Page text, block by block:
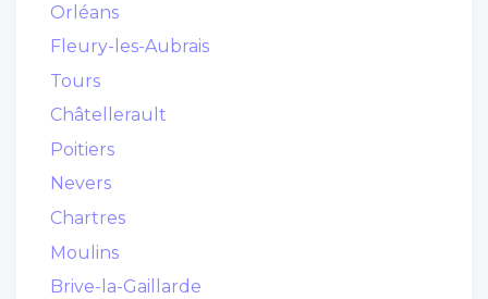
Orléans
Fleury-les-Aubrais
Tours
Châtellerault
Poitiers
Nevers
Chartres
Moulins
Brive-la-Gaillarde